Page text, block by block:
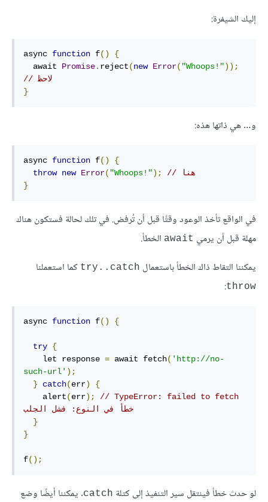
إليك الشيفرة:
async function f()
{
  await
Promise. reject(new Error( "Whoops!"));
// لاحظ
}
و… هي ذاتها هذه:
async function f()
{
throw new Error( "Whoops!");
// هنا
}
في الواقع تأخذ الوعود وقتًا قبل أن تُرفض. في تلك لحالة فستكون هناك
مهلة قبل أن يرمي await الخطأ.
يمكننا التقاط ذاك الخطأ باستعمال try..catch كما استعملنا
throw
:
async function f() {
try {
    let response
= await fetch( 'http://no-
such-url' );
}
catch(err)
{
    alert
(err);
// TypeError: failed to fetch
خطأ في النوع: فشل الجلب
}
}
f();
لو حدث خطأ فينتقل سير التنفيذ إلى كتلة catch. يمكننا أيضًا وضع